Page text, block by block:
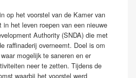
op het voorstel van de Kamer van
in het leven roepen van een nieuwe
Authority (SNDA) die met
raffinaderij overneemt. Doel is om
mogelijk te saneren en er
neer te zetten. Tijdens de
waarbij het voorstel werd